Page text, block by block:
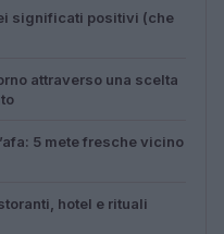
significati positivi (che
attraverso una scelta
5 mete fresche vicino
hotel e rituali